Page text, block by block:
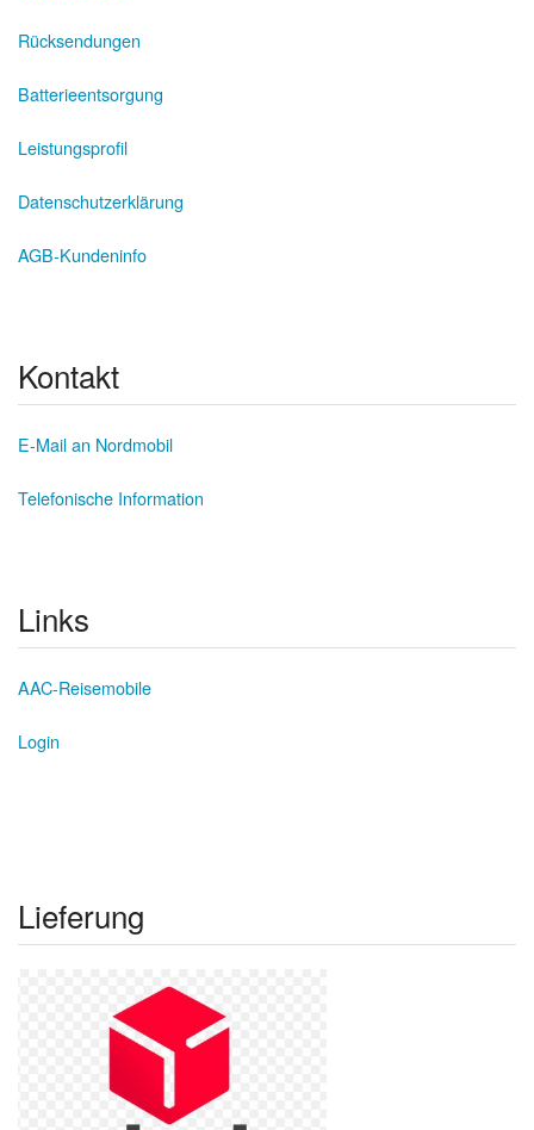
Rücksendungen
Batterieentsorgung
Leistungsprofil
Datenschutzerklärung
AGB-Kundeninfo
Kontakt
E-Mail an Nordmobil
Telefonische Information
Links
AAC-Reisemobile
Login
Lieferung